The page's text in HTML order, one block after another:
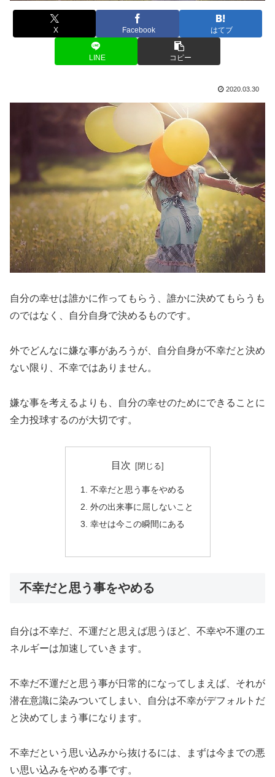
X Facebook はてブ
LINE コピー
2020.03.30
自分の幸せは誰かに作ってもらう、誰かに決めてもらうも
のではなく、自分自身で決めるものです。
外でどんなに嫌な事があろうが、自分自身が不幸だと決め
ない限り、不幸ではありません。
嫌な事を考えるよりも、自分の幸せのためにできることに
全力投球するのが大切です。
目次
不幸だと思う事をやめる
外の出来事に屈しないこと
幸せは今この瞬間にある
不幸だと思う事をやめる
自分は不幸だ、不運だと思えば思うほど、不幸や不運のエ
ネルギーは加速していきます。
不幸だ不運だと思う事が日常的になってしまえば、それが
潜在意識に染みついてしまい、自分は不幸がデフォルトだ
と決めてしまう事になります。
不幸だという思い込みから抜けるには、まずは今までの悪
い思い込みをやめる事です。